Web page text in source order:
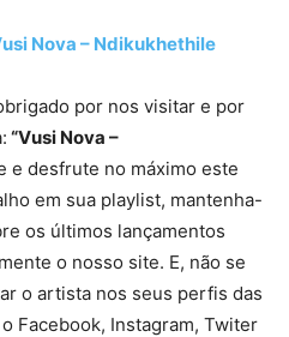
Nova – Ndikukhethile
por nos visitar e por
“Vusi Nova –
e desfrute no máximo este
em sua playlist, mantenha-
os últimos lançamentos
o nosso site. E, não se
o artista nos seus perfis das
Facebook, Instagram, Twiter